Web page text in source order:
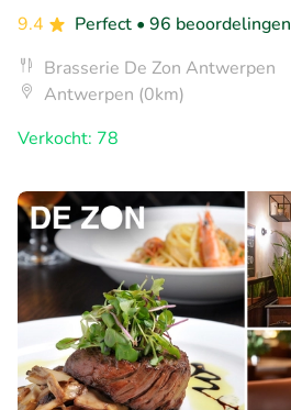
9.4
Perfect • 96 beoordelingen
Brasserie De Zon Antwerpen
Antwerpen (0km)
Verkocht: 78